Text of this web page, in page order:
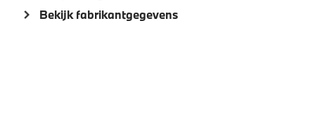
Bekijk fabrikantgegevens